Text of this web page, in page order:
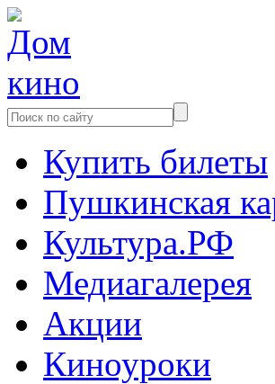
Купить билеты
Пушкинская
Культура.РФ
Медиагалерея
Акции
Киноуроки